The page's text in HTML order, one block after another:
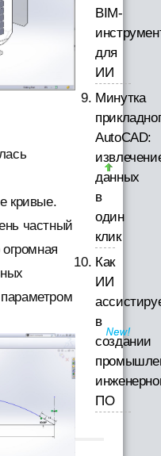
кривые.
частный
BIM-
для
ИИ
Минутка
AutoCAD:
данных
в
один
клик
Как
ИИ
в
создании
ПО